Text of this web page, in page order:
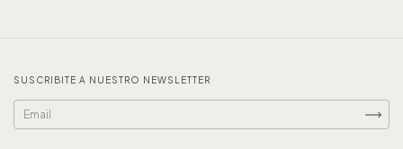
SUSCRIBITE A NUESTRO NEWSLETTER